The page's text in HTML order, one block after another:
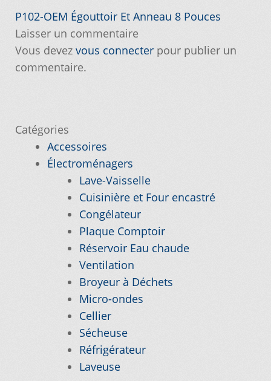
Enquiry Cart
Informations pour la livraison ou la cueillette
Laveuse Whirlpool, je désire voir….
Mon compte
Nos promotions
Notre objectif
Pour quel type d’appareil ?
Si vous ne trouvez pas la pièce que vous
cherchez, on l’ajoute pour vous !
Navigation
de
l’article
Article
précédent :
P102-OEM Égouttoir Et Anneau 8 Pouces
Laisser un commentaire
Vous devez vous connecterpour publier un
commentaire.
Catégories
Accessoires
Électroménagers
Lave-Vaisselle
Cuisinière et Four encastré
Congélateur
Plaque Comptoir
Réservoir Eau chaude
Ventilation
Broyeur à Déchets
Micro-ondes
Cellier
Sécheuse
Réfrigérateur
Laveuse